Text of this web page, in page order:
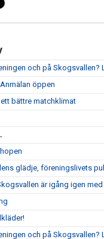
och på Skogsvallen?
öppen
bättre matchklimat
glädje, föreningslivets
är igång igen
och på Skogsvallen?